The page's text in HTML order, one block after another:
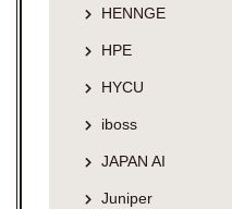
HENNGE
HPE
HYCU
iboss
JAPAN AI
Juniper